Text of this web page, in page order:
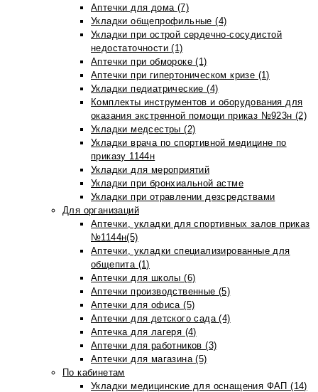
Аптечки для дома (7)
Укладки общепрофильные (4)
Укладки при острой сердечно-сосудистой
недостаточности (1)
Аптечки при обмороке (1)
Аптечки при гипертоническом кризе (1)
Укладки педиатрические (4)
Комплекты инструментов и оборудования для
оказания экстренной помощи приказ №923н (2)
Укладки медсестры (2)
Укладки врача по спортивной медицине по
приказу 1144н
Укладки для мероприятий
Укладки при бронхиальной астме
Укладки при отравлении дезсредствами
Для организаций
Аптечки, укладки для спортивных залов приказ
№1144н(5)
Аптечки, укладки специализированные для
общепита (1)
Аптечки для школы (6)
Аптечки производственные (5)
Аптечки для офиса (5)
Аптечки для детского сада (4)
Аптечка для лагеря (4)
Аптечки для работников (3)
Аптечки для магазина (5)
По кабинетам
Укладки медицинские для оснащения ФАП (14)